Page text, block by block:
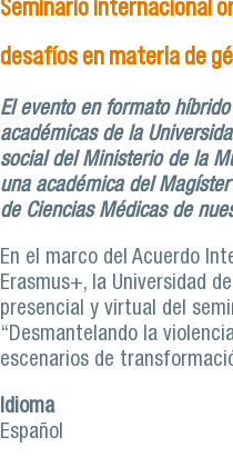
Seminario internacional
desafíos en materia de
El evento en formato
académicas de la
social del Ministerio de la
una académica del
de Ciencias Médicas de
En el marco del Acuerdo
Erasmus+, la Universidad
presencial y virtual del
“Desmantelando la
escenarios de
Idioma
Español